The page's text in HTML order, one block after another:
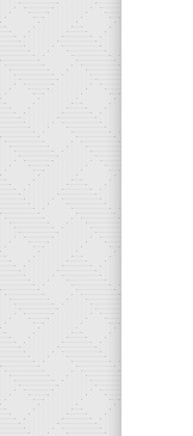
24 x 34 cm,
10 ks
€